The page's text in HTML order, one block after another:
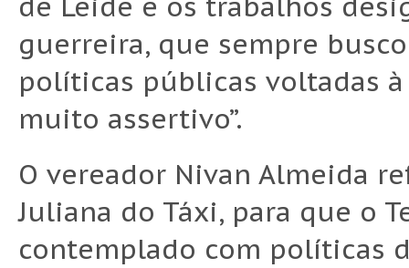
guerreira, que sempre
políticas públicas voltadas
muito assertivo”.
O vereador Nivan Almeida
Juliana do Táxi, para que o
contemplado com políticas